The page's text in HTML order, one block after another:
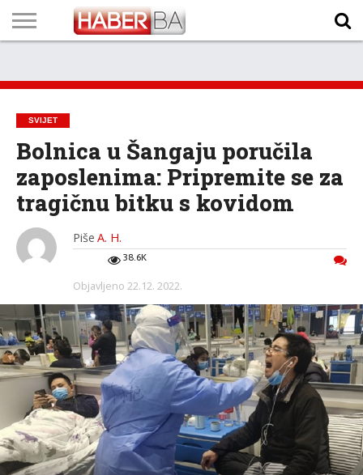
TECH
PROGRAM
PROGNOZA
PUTEVIMA
LISTA
NAMA
SVIJET
Bolnica u Šangaju poručila
zaposlenima: Pripremite se za
tragičnu bitku s kovidom
Piše A. H.
38.6K
Objavljeno 22.12. 2022.